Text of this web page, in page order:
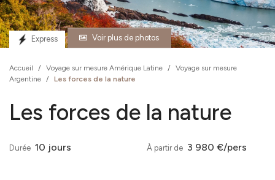
Express Voir plus de photos
Accueil / Voyage sur mesure Amérique Latine / Voyage sur mesure
Argentine / Les forces de la nature
Les forces de la nature
Durée 10 jours À partir de 3 980 €/pers